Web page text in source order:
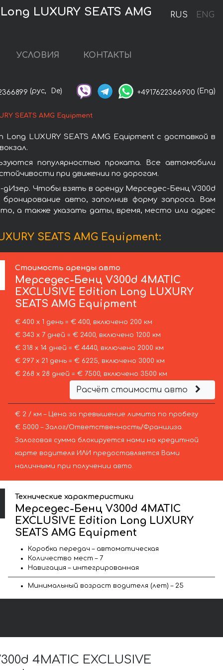
RUS ENG
LUXURY SEATS AMG
УСЛОВИЯ КОНТАКТЫ
(рус, De) +4917622366900 (Eng)
SEATS AMG Equipment
LUXURY SEATS AMG Equipment с доставкой в
популярностью проката. Все автомобили
при движении по дорогам.
Чтобы взять в аренду Мерседес-Бенц V300d
авто, заполнив форму запроса. Вам
а также указать даты, время, место или адрес
SEATS AMG Equipment:
Стоимость аренды авто
Мерседес-БенцV300d 4MATIC
EXCLUSIVE Edition Long LUXURY
SEATS AMG Equipment
€ 400 х 1 день = € 400, включено 200 км
€ 343 х 7 дней = € 2400, включено 1200 км
€ 318 х 14 дней = € 4440, включено 2000 км
€ 297 х 21 день = € 6225, включено 3000 км
€ 268 х 28 дней = € 7500, включено 3500 км
Расчёт стоимости авто
€ 2 / км – Цена за превышение лимита по пробегу
€ 5000 – Залог/Ответственность/Франшиза.
Залоговая сумма блокируется нами на кредитной
карте водителя ИЛИ предоставляется Вами
наличными при получении авто.
Технические характеристики
Мерседес-Бенц V300d 4MATIC
EXCLUSIVE Edition Long LUXURY
SEATS AMG Equipment
Коробка передач – автоматическая
Количество мест – 7
Навигация – интегрированная
Минимальный возраст водителя (лет) – 25
4MATIC EXCLUSIVE